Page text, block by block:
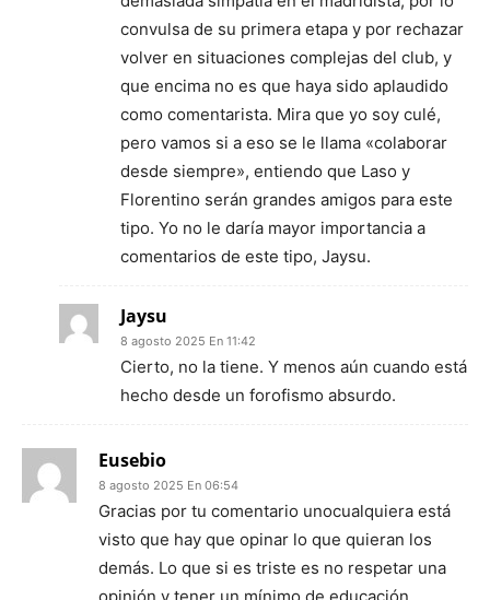
convulsa de su primera etapa y por rechazar
volver en situaciones complejas del club, y
que encima no es que haya sido aplaudido
como comentarista. Mira que yo soy culé,
pero vamos si a eso se le llama «colaborar
desde siempre», entiendo que Laso y
Florentino serán grandes amigos para este
tipo. Yo no le daría mayor importancia a
comentarios de este tipo, Jaysu.
Jaysu
8 agosto 2025 En 11:42
Cierto, no la tiene. Y menos aún cuando está
hecho desde un forofismo absurdo.
Eusebio
8 agosto 2025 En 06:54
Gracias por tu comentario unocualquiera está
visto que hay que opinar lo que quieran los
demás. Lo que si es triste es no respetar una